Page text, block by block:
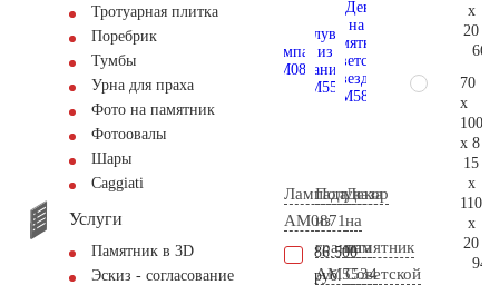
Тротуарная плитка
Поребрик
Тумбы
Урна для праха
Фото на памятник
Фотоовалы
Шары
Сaggiati
Услуги
Памятник в 3D
Эскиз - согласование
Лампада
AM0871
86.500
руб.
Полуваза
из
гранита
AM5534
Декор
на
памятник
Советской
x
20
70
x
100
x 8
15
x
110
x
20